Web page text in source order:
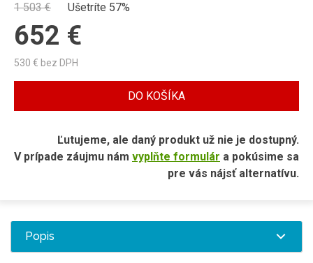
1 503€ Ušetríte 57%
652 €
530 € bez DPH
DO KOŠÍKA
Ľutujeme, ale daný produkt už nie je dostupný.
V prípade záujmu nám vyplňte formulár a pokúsime sa
pre vás nájsť alternatívu.
Popis